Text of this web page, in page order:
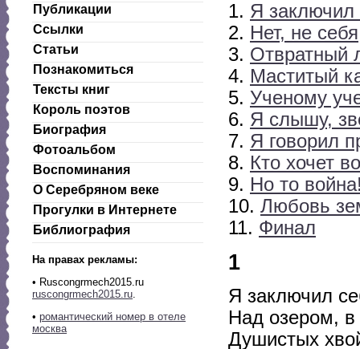
Публикации
Ссылки
Статьи
Познакомиться
Тексты книг
Король поэтов
Биография
Фотоальбом
Воспоминания
О Серебряном веке
Прогулки в Интернете
Библиография
На правах рекламы:
• Ruscongrmech2015.ru
ruscongrmech2015.ru.
• романтический номер в отеле
москва
1. Я заключил
2. Нет, не
3. Отвратный
4. Маститый
5. Ученому
6. Я слышу,
7. Я говорил
8. Кто хочет
9. Но то
10. Любовь
11. Финал
1
Я заключил
Над озером,
Душистых